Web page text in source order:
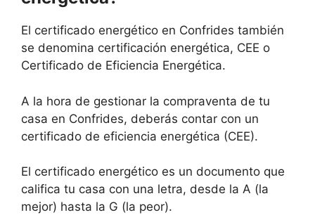
El certificado energético en Confrides también
se denomina certificación energética, CEE o
Certificado de Eficiencia Energética.
A la hora de gestionar la compraventa de tu
casa en Confrides, deberás contar con un
certificado de eficiencia energética (CEE).
El certificado energético es un documento que
califica tu casa con una letra, desde la A (la
mejor) hasta la G (la peor).